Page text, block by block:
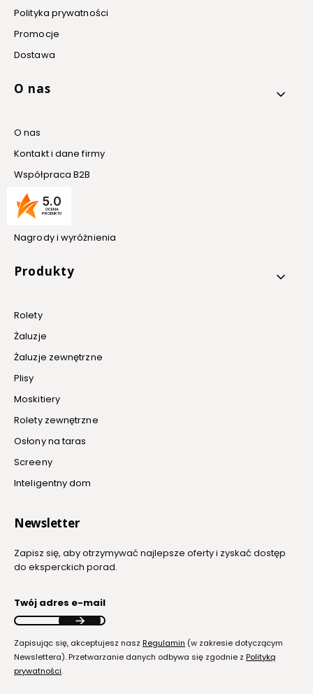
Polityka prywatności
Promocje
Dostawa
O nas
O nas
Kontakt i dane firmy
Współpraca B2B
Blog
O firmie
Nagrody i wyróżnienia
Produkty
Rolety
Żaluzje
Żaluzje zewnętrzne
Plisy
Moskitiery
Rolety zewnętrzne
Osłony na taras
Screeny
Inteligentny dom
Newsletter
Zapisz się, aby otrzymywać najlepsze oferty i zyskać dostęp
do eksperckich porad.
Twój adres e-mail
Zapisując się, akceptujesz nasz Regulamin (w zakresie dotyczącym
Newslettera). Przetwarzanie danych odbywa się zgodnie z Polityką
prywatności.
5.0
OCENA
PRODUKTU